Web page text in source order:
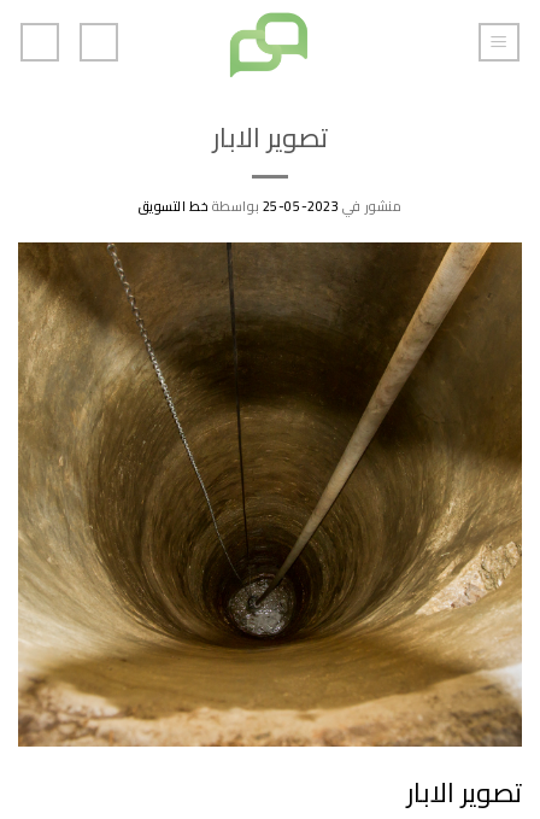
تخطي
للمحتوى
تصوير الابار
منشور في2023-05-25 بواسطةخط التسويق
تصوير الابار